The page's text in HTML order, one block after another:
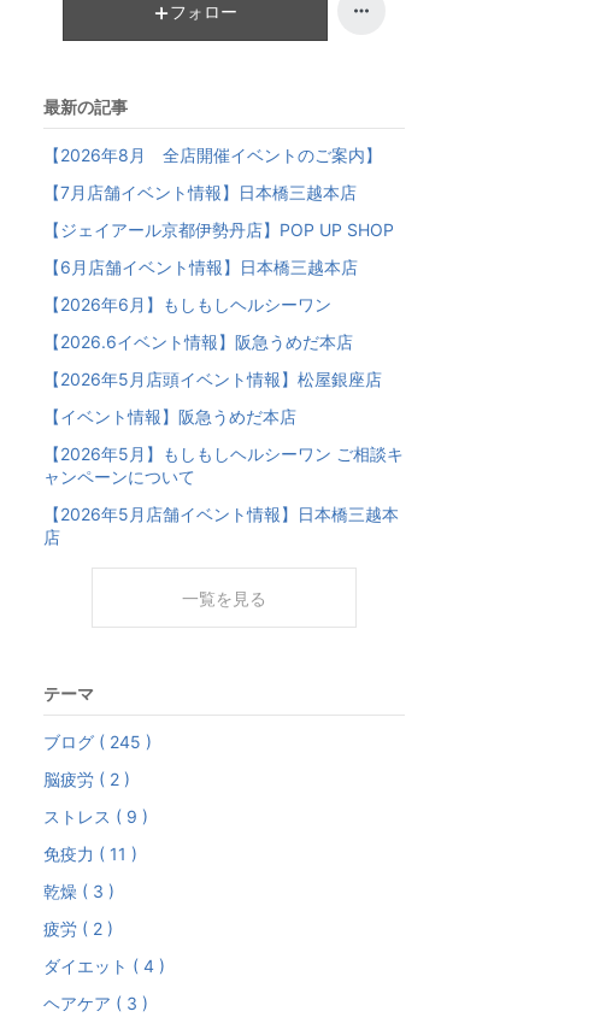
フォロー
最新の記事
【2026年8月 全店開催イベントのご案内】
【7月店舗イベント情報】日本橋三越本店
【ジェイアール京都伊勢丹店】POP UP SHOP
【6月店舗イベント情報】日本橋三越本店
【2026年6月】もしもしヘルシーワン
【2026.6イベント情報】阪急うめだ本店
【2026年5月店頭イベント情報】松屋銀座店
【イベント情報】阪急うめだ本店
【2026年5月】もしもしヘルシーワン ご相談キ
ャンペーンについて
【2026年5月店舗イベント情報】日本橋三越本
店
一覧を見る
テーマ
ブログ ( 245 )
脳疲労 ( 2 )
ストレス ( 9 )
免疫力 ( 11 )
乾燥 ( 3 )
疲労 ( 2 )
ダイエット ( 4 )
ヘアケア ( 3 )